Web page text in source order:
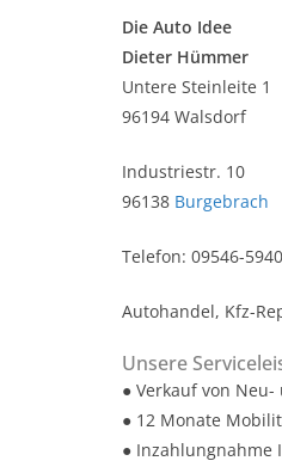
Die Auto Idee
Dieter Hümmer
Untere Steinleite 1
96194 Walsdorf
Industriestr. 10
96138 Burgebrach
Telefon: 09546-
Autohandel, Kfz-
Unsere
● Verkauf von
● 12 Monate
● Inzahlungnahme